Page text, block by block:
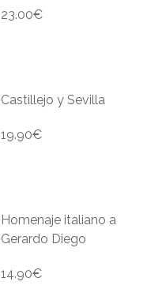
23.00€
Castillejo y Sevilla
19.90€
Homenaje italiano a
Gerardo Diego
14.90€